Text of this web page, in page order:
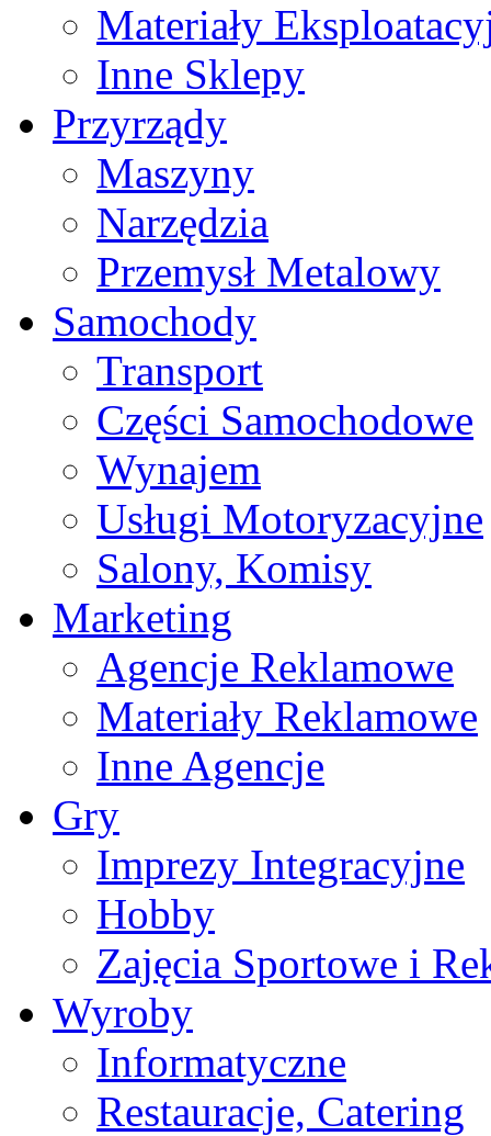
Materiały
Inne Sklepy
Przyrządy
Maszyny
Narzędzia
Przemysł Metalowy
Samochody
Transport
Części Samochodowe
Wynajem
Usługi Motoryzacyjne
Salony, Komisy
Marketing
Agencje Reklamowe
Materiały Reklamowe
Inne Agencje
Gry
Imprezy Integracyjne
Hobby
Zajęcia Sportowe i
Wyroby
Informatyczne
Restauracje, Catering